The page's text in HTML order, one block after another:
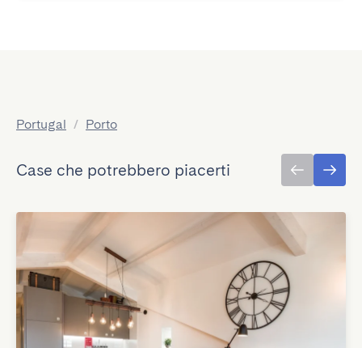
Portugal / Porto
Case che potrebbero piacerti